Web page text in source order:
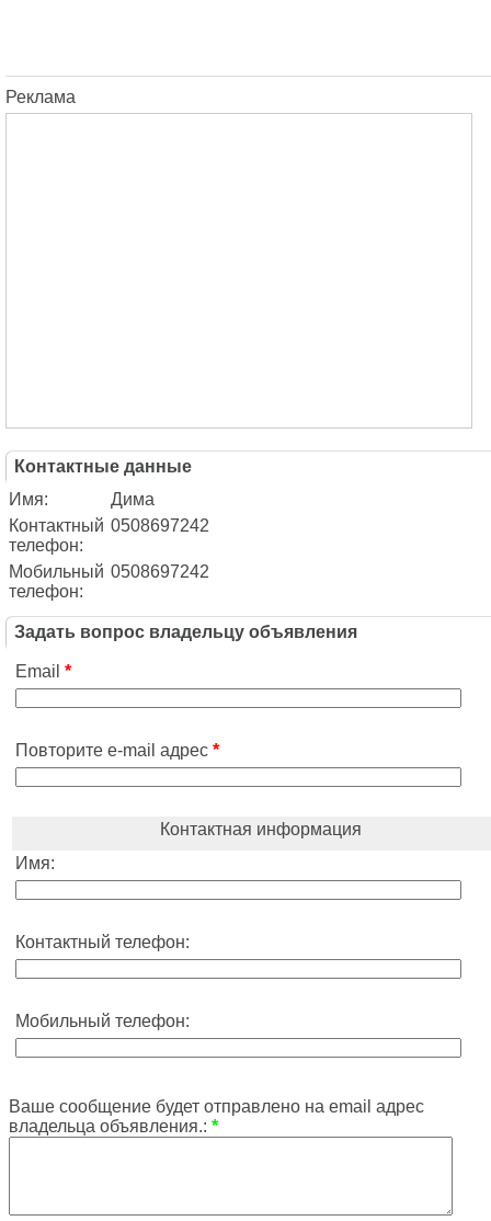
Реклама
Контактные данные
Имя:
Дима
Контактный
телефон:
0508697242
Мобильный
телефон:
0508697242
Задать вопрос владельцу объявления
Email *
Повторите e-mail адрес *
Контактная информация
Имя:
Контактный телефон:
Мобильный телефон:
Ваше сообщение будет отправлено на email адрес
владельца объявления.: *